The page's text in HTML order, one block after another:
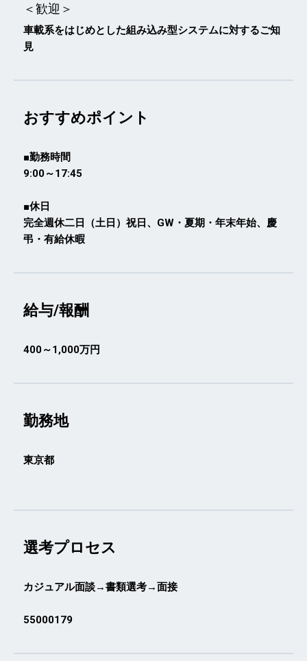
＜歓迎＞
車載系をはじめとした組み込み型システムに対するご知
見
おすすめポイント
■勤務時間
9:00～17:45
■休日
完全週休二日（土日）祝日、GW・夏期・年末年始、慶
弔・有給休暇
給与/報酬
400～1,000万円
勤務地
東京都
選考プロセス
カジュアル面談→書類選考→面接
55000179